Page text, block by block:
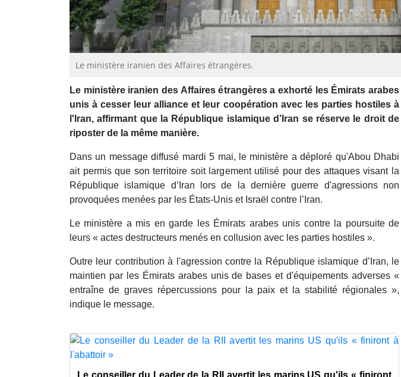
Le ministère iranien des Affaires étrangères.
Le ministère iranien des Affaires étrangères a exhorté les Émirats arabes
unis à cesser leur alliance et leur coopération avec les parties hostiles à
l'Iran, affirmant que la République islamique d’Iran se réserve le droit de
riposter de la même manière.
Dans un message diffusé mardi 5 mai, le ministère a déploré qu'Abou Dhabi
ait permis que son territoire soit largement utilisé pour des attaques visant la
République islamique d’Iran lors de la dernière guerre d'agressions non
provoquées menées par les États-Unis et Israël contre l’Iran.
Le ministère a mis en garde les Émirats arabes unis contre la poursuite de
leurs « actes destructeurs menés en collusion avec les parties hostiles ».
Outre leur contribution à l'agression contre la République islamique d’Iran, le
maintien par les Émirats arabes unis de bases et d'équipements adverses «
entraîne de graves répercussions pour la paix et la stabilité régionales »,
indique le message.
Le conseiller du Leader de la RII avertit les marins US qu'ils « finiront